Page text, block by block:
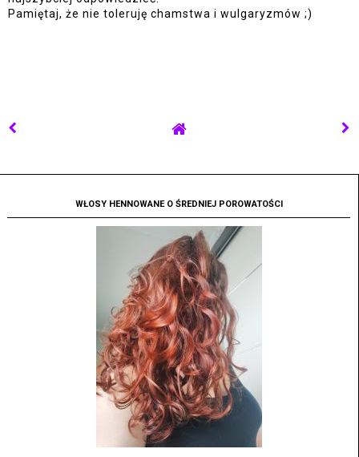
Pamiętaj, że nie toleruję chamstwa i wulgaryzmów ;)
WŁOSY HENNOWANE O ŚREDNIEJ POROWATOŚCI